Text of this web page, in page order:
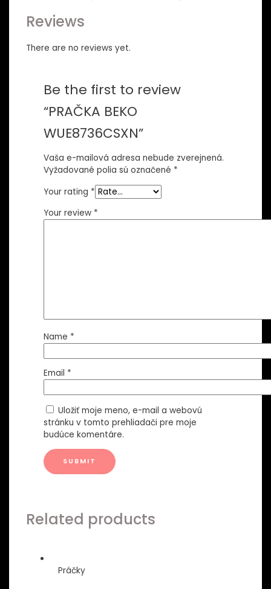
Reviews
There are no reviews yet.
Be the first to review
“PRAČKA BEKO
WUE8736CSXN”
Vaša e-mailová adresa nebude zverejnená.
Vyžadované polia sú označené *
Your rating *
Your review *
Name *
Email *
Uložiť moje meno, e-mail a webovú
stránku v tomto prehliadači pre moje
budúce komentáre.
Related products
Práčky